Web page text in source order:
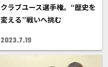
クラブユース選手権。“歴史を
変える”戦いへ挑む
2023.7.19